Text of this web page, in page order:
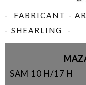
- FABRICANT -
- SHEARLING -
SAM 10 H/17 H